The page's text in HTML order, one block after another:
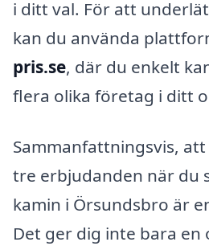
i ditt val. För att
kan du använda
pris.se, där du enkelt
flera olika företag i ditt
Sammanfattningsvis,
tre erbjudanden när du
kamin i Örsundsbro är
Det ger dig inte bara